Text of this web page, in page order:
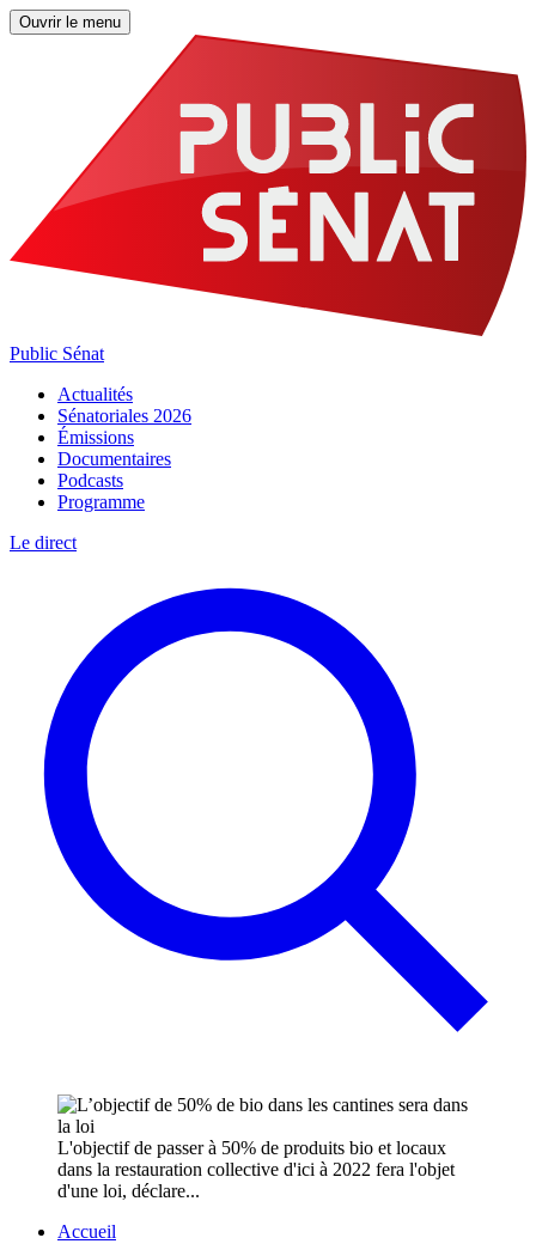
Ouvrir le menu
Public Sénat
Actualités
Sénatoriales 2026
Émissions
Documentaires
Podcasts
Programme
Le direct
L'objectif de passer à 50% de produits bio et locaux
dans la restauration collective d'ici à 2022 fera l'objet
d'une loi, déclare...
Accueil